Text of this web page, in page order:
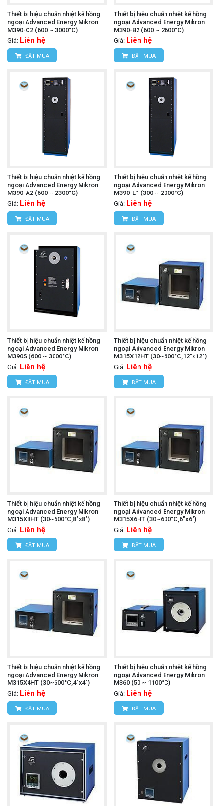
Thiết bị hiệu chuẩn nhiệt kế hồng
ngoại Advanced Energy Mikron
M390-C2 (600 ~ 3000°C)
Giá: Liên hệ
ĐẶT MUA
Thiết bị hiệu chuẩn nhiệt kế hồng
ngoại Advanced Energy Mikron
M390-B2 (600 ~ 2600°C)
Giá: Liên hệ
ĐẶT MUA
Thiết bị hiệu chuẩn nhiệt kế hồng
ngoại Advanced Energy Mikron
M390-A2 (600 ~ 2300°C)
Giá: Liên hệ
ĐẶT MUA
Thiết bị hiệu chuẩn nhiệt kế hồng
ngoại Advanced Energy Mikron
M390-L1 (300 ~ 2000°C)
Giá: Liên hệ
ĐẶT MUA
Thiết bị hiệu chuẩn nhiệt kế hồng
ngoại Advanced Energy Mikron
M390S (600 ~ 3000°C)
Giá: Liên hệ
ĐẶT MUA
Thiết bị hiệu chuẩn nhiệt kế hồng
ngoại Advanced Energy Mikron
M315X12HT (30~600°C,12"x12")
Giá: Liên hệ
ĐẶT MUA
Thiết bị hiệu chuẩn nhiệt kế hồng
ngoại Advanced Energy Mikron
M315X8HT (30~600°C,8"x8")
Giá: Liên hệ
ĐẶT MUA
Thiết bị hiệu chuẩn nhiệt kế hồng
ngoại Advanced Energy Mikron
M315X6HT (30~600°C,6"x6")
Giá: Liên hệ
ĐẶT MUA
Thiết bị hiệu chuẩn nhiệt kế hồng
ngoại Advanced Energy Mikron
M315X4HT (30~600°C,4"x4")
Giá: Liên hệ
ĐẶT MUA
Thiết bị hiệu chuẩn nhiệt kế hồng
ngoại Advanced Energy Mikron
M360 (50 ~ 1100°C)
Giá: Liên hệ
ĐẶT MUA